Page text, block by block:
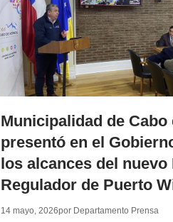
Municipalidad de Cabo
presentó en el
los alcances del nuevo
Regulador de Puerto
14 mayo, 2026por Departamento Prensa